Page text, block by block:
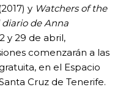
y Watchers of the
diario de Anna
y 29 de abril,
comenzarán a las
en el Espacio
Cruz de Tenerife.